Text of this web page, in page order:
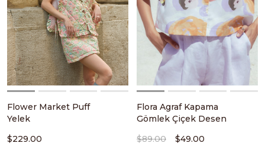
Flower Market Puff
Yelek
$229.00
Flora Agraf Kapama
Gömlek Çiçek Desen
$49.00
$89.00